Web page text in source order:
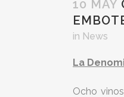
10 MAY
in News
La
Ocho